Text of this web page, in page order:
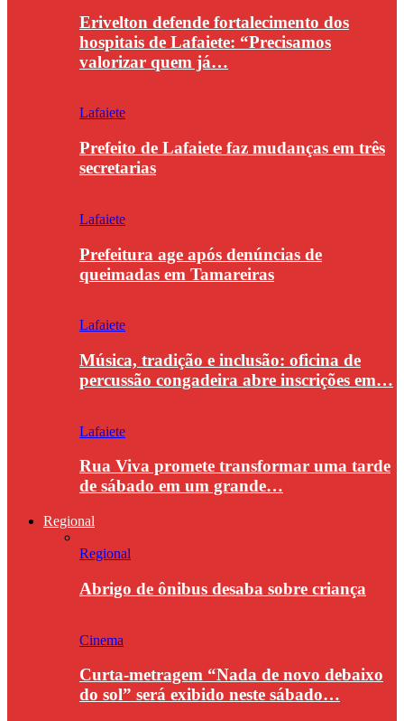
Erivelton defende fortalecimento dos
hospitais de Lafaiete: “Precisamos
valorizar quem já…
Lafaiete
Prefeito de Lafaiete faz mudanças em três
secretarias
Lafaiete
Prefeitura age após denúncias de
queimadas em Tamareiras
Lafaiete
Música, tradição e inclusão: oficina de
percussão congadeira abre inscrições em…
Lafaiete
Rua Viva promete transformar uma tarde
de sábado em um grande…
Regional
Regional
Abrigo de ônibus desaba sobre criança
Cinema
Curta-metragem “Nada de novo debaixo
do sol” será exibido neste sábado…